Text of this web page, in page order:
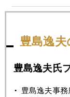
ダウ３００００
2020年11月25日
豊島逸
豊島逸夫氏
豊島逸夫事務